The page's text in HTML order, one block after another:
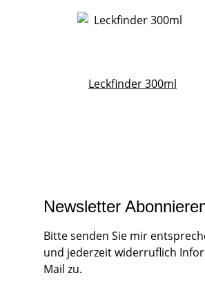
Leckfinder 300ml
Newsletter
Bitte senden Sie mir
und jederzeit widerruflich
Mail zu.